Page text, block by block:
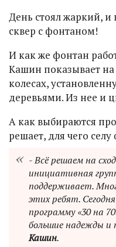
День стоял жаркий, и
сквер с фонтаном!
И как же фонтан
Кашин показывает
колесах,
деревьями. Из нее и
А как выбираются
решает, для чего
- Всё решаем на
инициативная
поддерживает.
этих ребят.
программу «30 на
большие надежды и
Кашин.